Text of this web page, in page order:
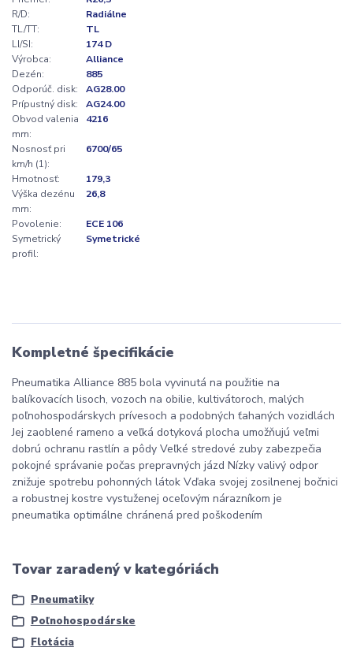
R/D:
Radiálne
TL/TT:
TL
LI/SI:
174 D
Výrobca:
Alliance
Dezén:
885
Odporúč. disk:
AG28.00
Prípustný disk:
AG24.00
Obvod valenia
mm:
4216
Nosnosť pri
km/h (1):
6700/65
Hmotnosť:
179,3
Výška dezénu
mm:
26,8
Povolenie:
ECE 106
Symetrický
profil:
Symetrické
Kompletné špecifikácie
Pneumatika Alliance 885 bola vyvinutá na použitie na
balíkovacích lisoch, vozoch na obilie, kultivátoroch, malých
poľnohospodárskych prívesoch a podobných ťahaných vozidlách
Jej zaoblené rameno a veľká dotyková plocha umožňujú veľmi
dobrú ochranu rastlín a pôdy Veľké stredové zuby zabezpečia
pokojné správanie počas prepravných jázd Nízky valivý odpor
znižuje spotrebu pohonných látok Vďaka svojej zosilnenej bočnici
a robustnej kostre vystuženej oceľovým nárazníkom je
pneumatika optimálne chránená pred poškodením
Tovar zaradený v kategóriách
Pneumatiky
Poľnohospodárske
Flotácia